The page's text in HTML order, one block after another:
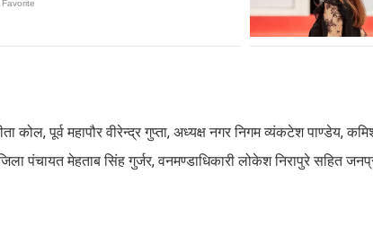
कोल, पूर्व महापौर वीरेन्द्र गुप्ता, अध्यक्ष नगर निगम व्यंकटेश पाण्डेय,
पंचायत मेहताब सिंह गुर्जर, वनमण्डाधिकारी लोकेश निरापुरे सहित